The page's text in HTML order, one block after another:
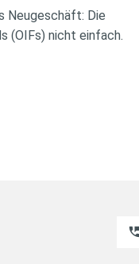
Neugeschäft: Die
(OIFs) nicht einfach.